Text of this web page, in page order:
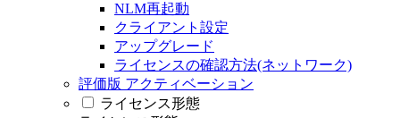
NLM再起動
クライアント設定
アップグレード
ライセンスの確認方法(ネットワーク)
評価版 アクティベーション
ライセンス形態